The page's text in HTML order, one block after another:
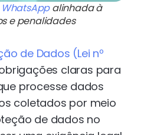
alinhada à
e penalidades
de Dados (Lei nº
claras para
processe dados
coletados por meio
de dados no